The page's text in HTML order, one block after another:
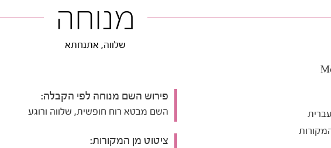
מנוחה
שלווה, אתנחתא
פירוש השם מנוחה לפי הקבלה:
השם מבטא רוח חופשית, שלווה ורוגע
ציטוט מן המקורות: